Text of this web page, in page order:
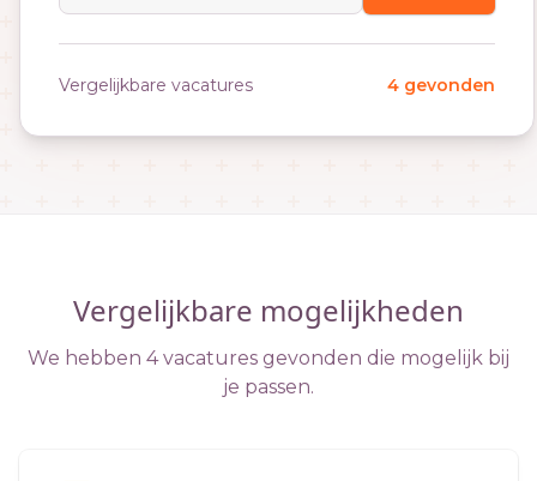
Vergelijkbare vacatures 4 gevonden
Vergelijkbare mogelijkheden
We hebben 4 vacatures gevonden die mogelijk bij
je passen.